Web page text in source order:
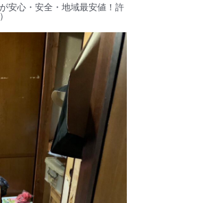
安心・安全・地域最安値！許